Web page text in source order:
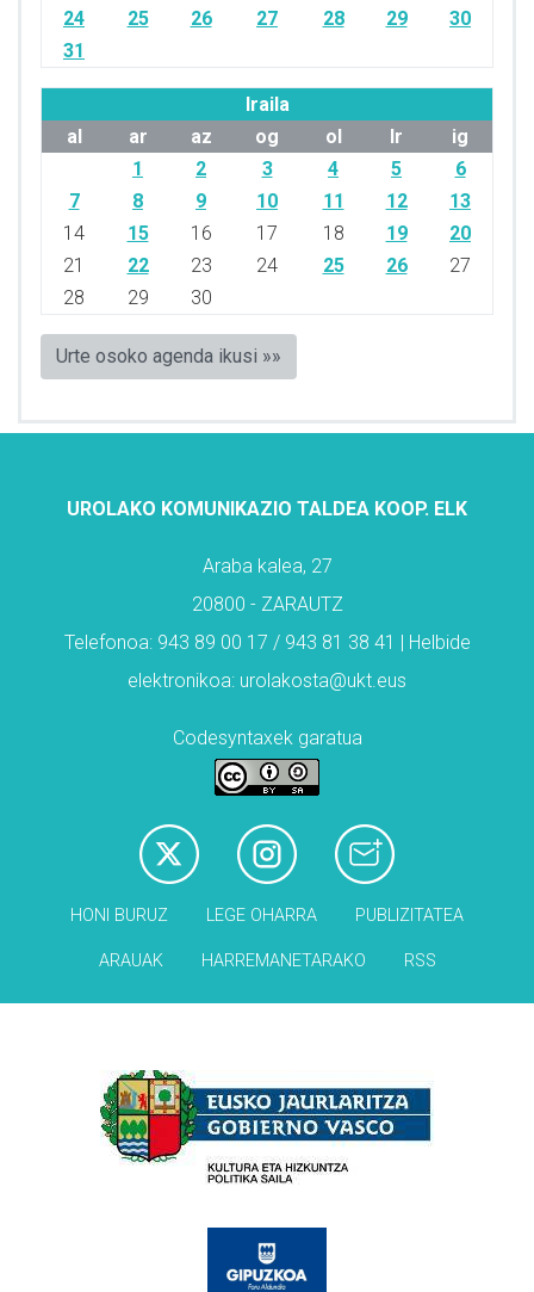
24
25 26 27 28 29
30
31
Iraila
al
ar az og ol lr
ig
1
2 3 4 5
6
7
8 9 10 11 12
13
14
15 16 17 18 19
20
21
22 23 24 25 26
27
28
29 30
Urte osoko agenda ikusi »»
UROLAKO KOMUNIKAZIO TALDEA KOOP. ELK
Araba kalea, 27
20800 - ZARAUTZ
Telefonoa: 943 89 00 17 / 943 81 38 41 | Helbide
elektronikoa: urolakosta@ukt.eus
Codesyntaxek garatua
HONI BURUZ LEGE OHARRA PUBLIZITATEA
ARAUAK HARREMANETARAKO RSS